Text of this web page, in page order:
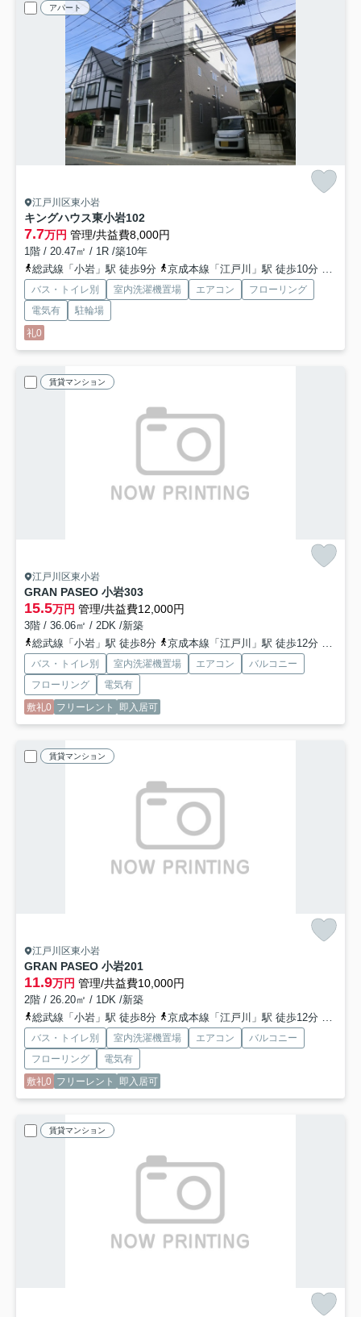
アパート
江戸川区東小岩
キングハウス東小岩102
7.7万円 管理/共益費8,000円
1階 / 20.47㎡ / 1R /築10年
総武線「小岩」駅 徒歩9分
京成本線「江戸川」駅 徒歩10分 京成
バス・トイレ別 室内洗濯機置場 エアコン
フローリング
電気有
駐輪場
礼0
賃貸マンション
江戸川区東小岩
GRAN PASEO 小岩303
15.5万円 管理/共益費12,000円
3階 / 36.06㎡ / 2DK /新築
総武線「小岩」駅 徒歩8分
京成本線「江戸川」駅 徒歩12分 京成
バス・トイレ別 室内洗濯機置場 エアコン
バルコニー
フローリング
電気有
敷礼0 フリーレント 即入居可
賃貸マンション
江戸川区東小岩
GRAN PASEO 小岩201
11.9万円 管理/共益費10,000円
2階 / 26.20㎡ / 1DK /新築
総武線「小岩」駅 徒歩8分
京成本線「江戸川」駅 徒歩12分 京成
バス・トイレ別 室内洗濯機置場 エアコン
バルコニー
フローリング
電気有
敷礼0 フリーレント 即入居可
賃貸マンション